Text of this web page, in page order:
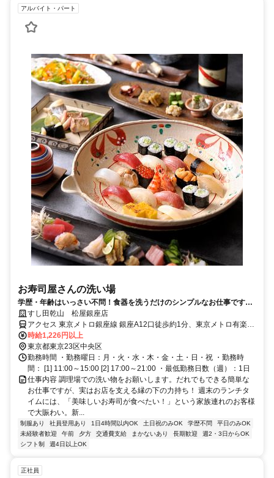
アルバイト・パート
お寿司屋さんの洗い場
学歴・年齢はいっさい不問！食器を洗うだけのシンプルなお仕事です。
未経験者も丁寧に指導しますよ。
すし田乾山 松屋銀座店
アクセス 東京メトロ銀座線 銀座A12口徒歩約1分、東京メトロ有楽町
線 銀座一丁目8番口徒歩約3分、都営浅草線 東銀座A8口徒歩約4分
時給1,226円以上
東京都東京23区中央区
勤務時間 ・勤務曜日：月・火・水・木・金・土・日・祝 ・勤務時
間： [1] 11:00～15:00 [2] 17:00～21:00 ・最低勤務日数（週）：1日
仕事内容 調理場での洗い物をお願いします。だれでもできる簡単な
お仕事ですが、実はお店を支える縁の下の力持ち！ 週末のランチタ
イムには、「美味しいお寿司が食べたい！」という家族連れのお客様
で大賑わい。新...
制服あり 社員登用あり 1日4時間以内OK 土日祝のみOK 学歴不問
平日のみOK
未経験者歓迎
午前 夕方 交通費支給 まかないあり 長期歓迎
週2・3日からOK
シフト制
週4日以上OK
正社員